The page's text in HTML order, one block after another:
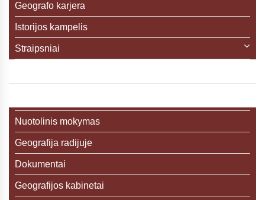
Geografo karjera
Istorijos kampelis
Straipsniai
Nuotolinis mokymas
Geografija radijuje
Dokumentai
Geografijos kabinetai